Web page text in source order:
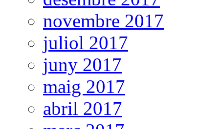
novembre 2017
juliol 2017
juny 2017
maig 2017
abril 2017